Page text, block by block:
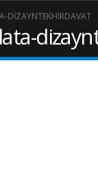
DIZAYNTEKHIRDAVAT